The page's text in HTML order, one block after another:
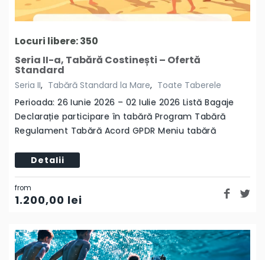
Locuri libere: 350
Seria II-a, Tabără Costinești – Ofertă
Standard
Seria II, Tabără Standard la Mare, Toate Taberele
Perioada: 26 Iunie 2026 – 02 Iulie 2026 Listă Bagaje
Declarație participare în tabără Program Tabără
Regulament Tabără Acord GPDR Meniu tabără
Detalii
from
1.200,00 lei